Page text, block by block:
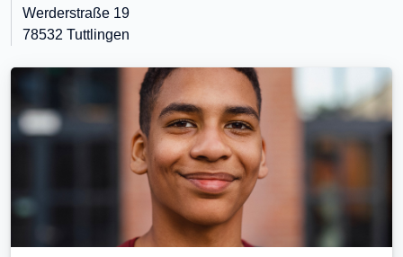
Werderstraße 19
78532 Tuttlingen